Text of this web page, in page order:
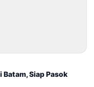
Batam, Siap Pasok